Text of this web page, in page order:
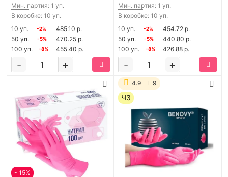
Мин. партия: 1 уп.
В коробке: 10 уп.
10 уп.
-2%
485.10 р.
50 уп.
-5%
470.25 р.
100 уп.
-8% 455.40 р.
+
-
Мин. партия: 1 уп.
В коробке: 10 уп.
10 уп.
-2%
454.72 р.
50 уп.
-5%
440.80 р.
100 уп.
-8% 426.88 р.
+
-
- 15%
4.9 9
ЧЗ